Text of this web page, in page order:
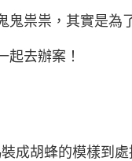
鬼祟祟，其實是
起去辦案！
成胡蜂的模樣到